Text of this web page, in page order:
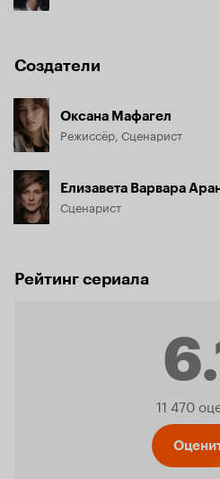
Создатели
Оксана Мафагел
Режиссёр, Сценарист
Сценарист
Рейтинг сериала
11 470